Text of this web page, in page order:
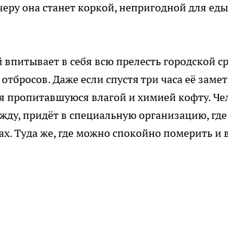
она станет коркой, непригодной для
в себя всю прелесть городской
Даже если спустя три часа её
пропитавшуюся влагой и химией кофту.
придёт в специальную организацию, где
Туда же, где можно спокойно померить и